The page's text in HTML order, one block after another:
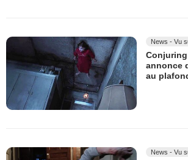
News - Vu
annonce
au
News - Vu